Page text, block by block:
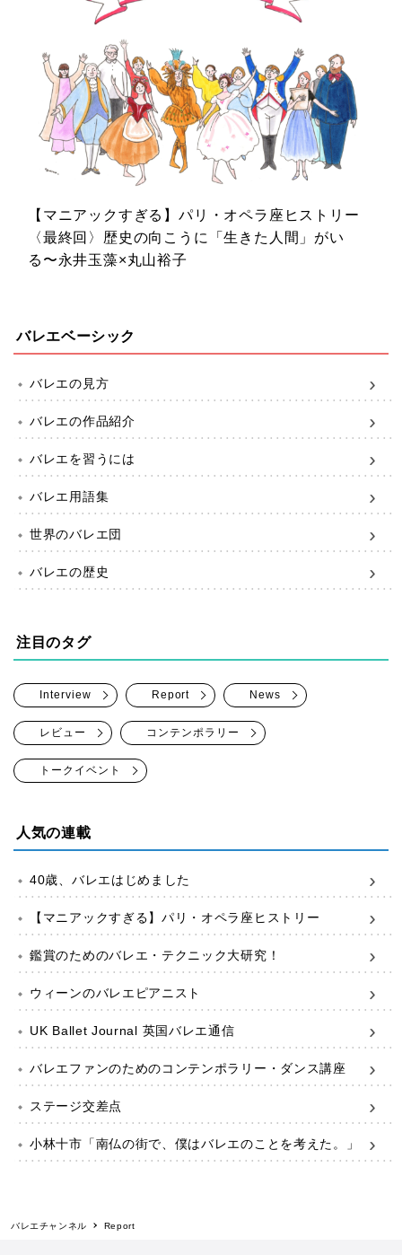
【マニアックすぎる】パリ・オペラ座ヒストリー
〈最終回〉歴史の向こうに「生きた人間」がい
る〜永井玉藻×丸山裕子
バレエベーシック
バレエの見方
バレエの作品紹介
バレエを習うには
バレエ用語集
世界のバレエ団
バレエの歴史
注目のタグ
Interview Report News
レビュー コンテンポラリー
トークイベント
人気の連載
40歳、バレエはじめました
【マニアックすぎる】パリ・オペラ座ヒストリー
鑑賞のためのバレエ・テクニック大研究！
ウィーンのバレエピアニスト
UK Ballet Journal 英国バレエ通信
バレエファンのためのコンテンポラリー・ダンス講座
ステージ交差点
小林十市「南仏の街で、僕はバレエのことを考えた。」
バレエチャンネル Report